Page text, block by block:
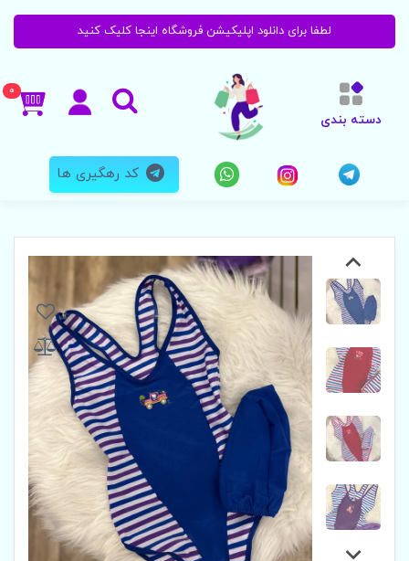
لطفا برای دانلود اپلیکیشن فروشگاه اینجا کلیک کنید
دسته بندی
0
کد رهگیری ها